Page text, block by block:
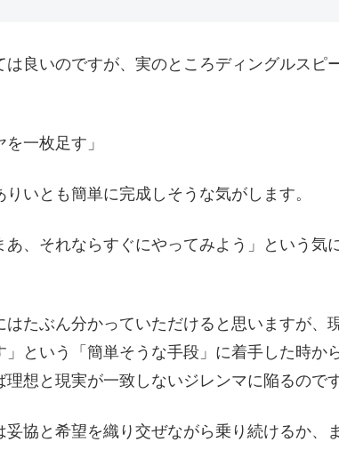
は良いのですが、実のところディングルスピ
一枚足す」
いとも簡単に完成しそうな気がします。
あ、それならすぐにやってみよう」という気
はたぶん分かっていただけると思いますが、
という「簡単そうな手段」に着手した時か
想と現実が一致しないジレンマに陥るのです
協と希望を織り交ぜながら乗り続けるか、